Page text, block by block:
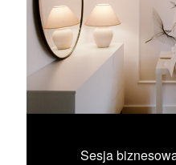
Sesja
O